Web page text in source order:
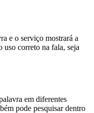
e o serviço mostrará a
uso correto na fala, seja
em diferentes
pode pesquisar dentro